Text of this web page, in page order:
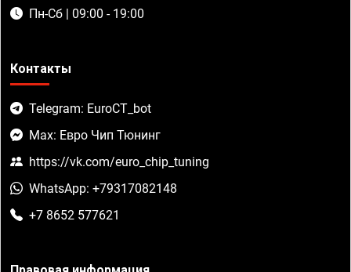
Пн-Сб | 09:00 - 19:00
Контакты
Telegram: EuroCT_bot
Max: Евро Чип Тюнинг
https://vk.com/euro_chip_tuning
WhatsApp: +79317082148
+7 8652 577621